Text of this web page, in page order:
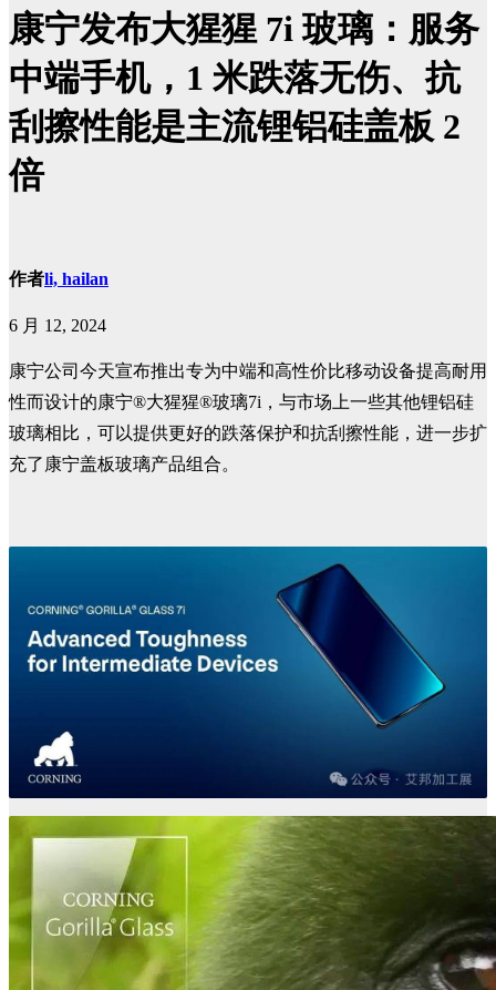
康宁发布大猩猩 7i 玻璃：服务
中端手机，1 米跌落无伤、抗
刮擦性能是主流锂铝硅盖板 2
倍
作者li, hailan
6 月 12, 2024
康宁公司今天宣布推出专为中端和高性价比移动设备提高耐用
性而设计的康宁®大猩猩®玻璃7i，与市场上一些其他锂铝硅
玻璃相比，可以提供更好的跌落保护和抗刮擦性能，进一步扩
充了康宁盖板玻璃产品组合。